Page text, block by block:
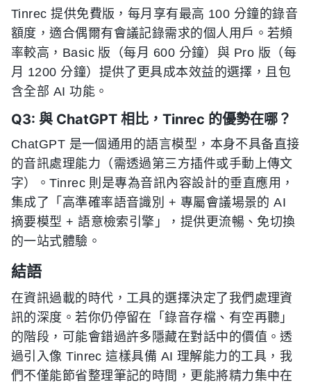
Tinrec 提供免費版，每月享有最高 100 分鐘的錄音
額度，適合偶爾有會議記錄需求的個人用戶。若頻
率較高，Basic 版（每月 600 分鐘）與 Pro 版（每
月 1200 分鐘）提供了更具成本效益的選擇，且包
含全部 AI 功能。
Q3: 與 ChatGPT 相比，Tinrec 的優勢在哪？
ChatGPT 是一個通用的語言模型，本身不具备直接
的音訊處理能力（需透過第三方插件或手動上傳文
字）。Tinrec 則是專為音訊內容設計的垂直應用，
集成了「高準確率語音識別 + 專屬會議場景的 AI
摘要模型 + 語意檢索引擎」，提供更流暢、免切換
的一站式體驗。
結語
在資訊過載的時代，工具的選擇決定了我們處理資
訊的深度。若你仍停留在「錄音存檔、有空再聽」
的階段，可能會錯過許多隱藏在對話中的價值。透
過引入像 Tinrec 這樣具備 AI 理解能力的工具，我
們不僅能節省整理筆記的時間，更能將精力集中在